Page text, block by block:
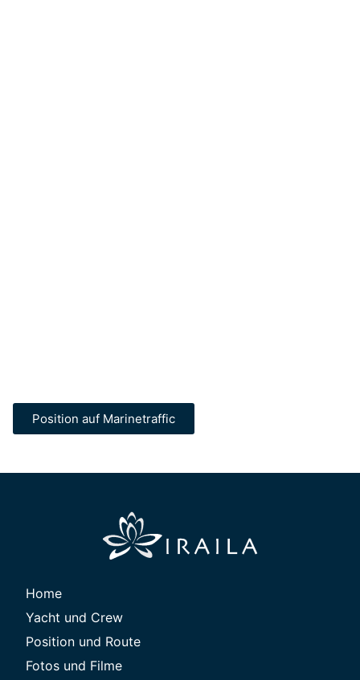
Position auf Marinetraffic
Home
Yacht und Crew
Position und Route
Fotos und Filme